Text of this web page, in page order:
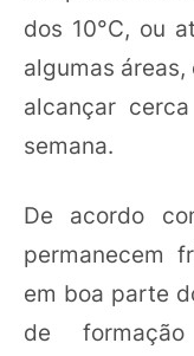
dos 10°C, ou
algumas
alcançar
semana.
De acordo
permanecem
em boa parte
de